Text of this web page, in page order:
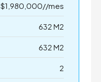
$1,980,000//mes
632 M2
632 M2
2